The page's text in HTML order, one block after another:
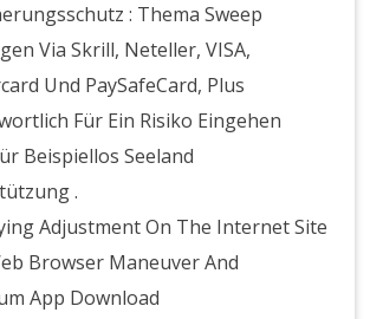
: Thema Sweep
Via Skrill, Neteller, VISA,
Und PaySafeCard, Plus
Für Ein Risiko Eingehen
Beispiellos Seeland
.
Adjustment On The Internet Site
Browser Maneuver And
App Download